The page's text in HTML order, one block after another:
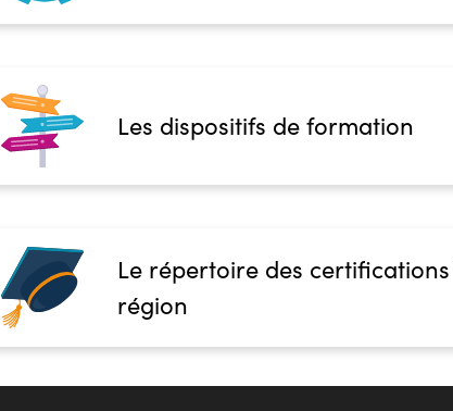
Les dispositifs de formation
Le répertoire des certifications
région